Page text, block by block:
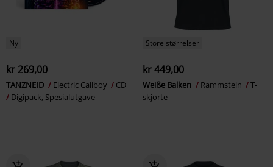
Ny
kr 269,00
TANZNEID Electric Callboy
CD
Digipack, Spesialutgave
Store størrelser
kr 449,00
Weiße Balken Rammstein
T-
skjorte